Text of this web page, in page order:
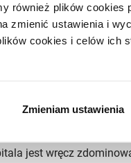
również plików
zmienić ustawienia i
cookies i celów ich
Zmieniam ustawienia
zarówno personelowi,
rolą
którzy chcą się
płci, lecz zwracamy
szpitala, który w
placówka może się
w szpitalu lekarzy aż
jest wręcz